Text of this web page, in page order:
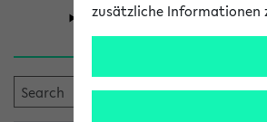
University
zusätzliche Informationen